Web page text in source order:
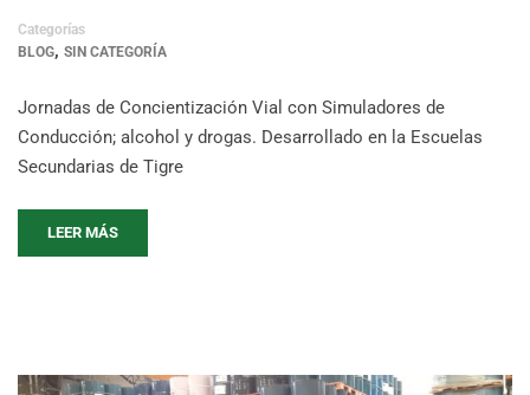
Categorías
BLOG, SIN CATEGORÍA
Jornadas de Concientización Vial con Simuladores de
Conducción; alcohol y drogas. Desarrollado en la Escuelas
Secundarias de Tigre
LEER MÁS